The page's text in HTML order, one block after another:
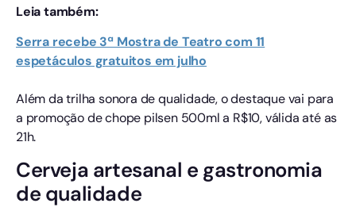
Leia também:
Serra recebe 3ª Mostra de Teatro com 11
espetáculos gratuitos em julho
Além da trilha sonora de qualidade, o destaque vai para
a promoção de chope pilsen 500ml a R$10, válida até as
21h.
Cerveja artesanal e gastronomia
de qualidade